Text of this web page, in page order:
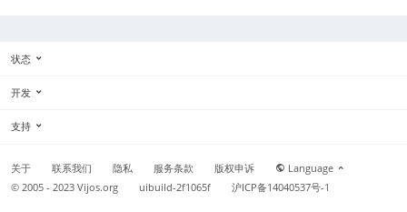
状态
开发
支持
关于 联系我们 隐私 服务条款 版权申诉
Language
© 2005 - 2023Vijos.org uibuild-2f1065f 沪ICP备14040537号-1